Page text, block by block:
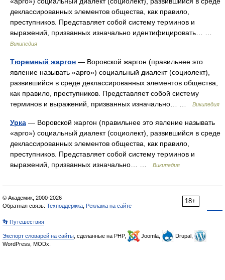
деклассированных элементов общества, как правило,
преступников. Представляет собой систему терминов и
выражений, призванных изначально идентифицировать… …
Википедия
Тюремный жаргон — Воровской жаргон (правильнее это
явление называть «арго») социальный диалект (социолект),
развившийся в среде деклассированных элементов общества,
как правило, преступников. Представляет собой систему
терминов и выражений, призванных изначально… …
Википедия
Урка — Воровской жаргон (правильнее это явление называть
«арго») социальный диалект (социолект), развившийся в среде
деклассированных элементов общества, как правило,
преступников. Представляет собой систему терминов и
выражений, призванных изначально… …
Википедия
18+
© Академик, 2000-2026
Обратная связь: Техподдержка Реклама на сайте
👣 Путешествия
Экспорт словарей на сайты , сделанные на PHP, Joomla,
Drupal,
WordPress, MODx.